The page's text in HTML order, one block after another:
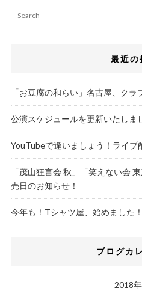
最近の
「お豆腐の和らい」名古屋、クラ
公演スケジュールを更新いたしま
YouTubeで逢いましょう！ライブ
「茂山狂言会 秋」「笑えない会
売日のお知らせ！
今年も！Tシャツ屋、始めました！
ブログカ
2018